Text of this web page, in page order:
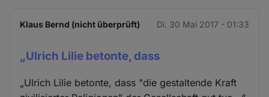
Klaus Bernd (nicht überprüft) Di. 30 Mai 2017 - 01:33
„Ulrich Lilie betonte, dass
„Ulrich Lilie betonte, dass "die gestaltende Kraft